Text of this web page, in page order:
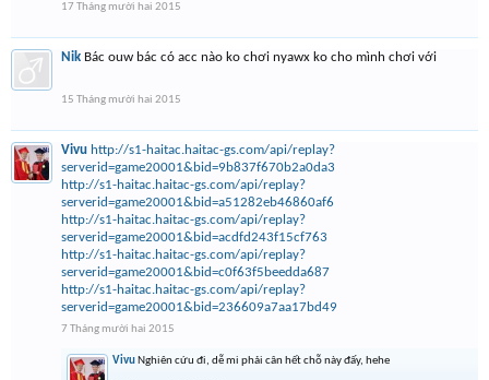
17 Tháng mười hai 2015
Nik Bác ouw bác có acc nào ko chơi nyawx ko cho mình chơi với
15 Tháng mười hai 2015
Vivu http://s1-haitac.haitac-gs.com/api/replay?
serverid=game20001&bid=9b837f670b2a0da3
http://s1-haitac.haitac-gs.com/api/replay?
serverid=game20001&bid=a51282eb46860af6
http://s1-haitac.haitac-gs.com/api/replay?
serverid=game20001&bid=acdfd243f15cf763
http://s1-haitac.haitac-gs.com/api/replay?
serverid=game20001&bid=c0f63f5beedda687
http://s1-haitac.haitac-gs.com/api/replay?
serverid=game20001&bid=236609a7aa17bd49
7 Tháng mười hai 2015
Vivu Nghiên cứu đi, dễ mi phải cân hết chỗ này đấy, hehe